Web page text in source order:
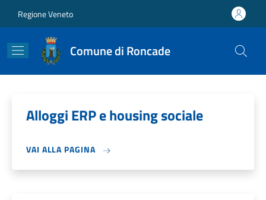
Regione Veneto
Comune di Roncade
Alloggi ERP e housing sociale
VAI ALLA PAGINA